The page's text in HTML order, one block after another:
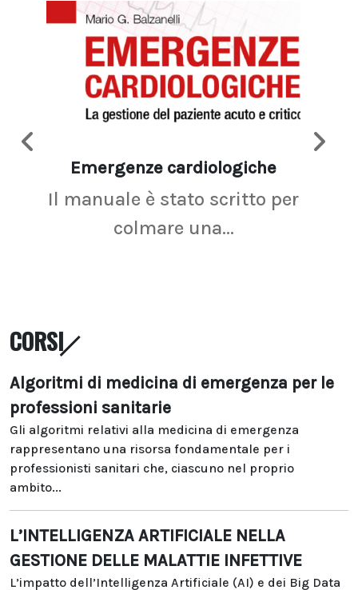
Emergenze cardiologiche
Il manuale è stato scritto per
colmare una...
CORSI
Algoritmi di medicina di emergenza per le
professioni sanitarie
Gli algoritmi relativi alla medicina di emergenza
rappresentano una risorsa fondamentale per i
professionisti sanitari che, ciascuno nel proprio
ambito...
L’INTELLIGENZA ARTIFICIALE NELLA
GESTIONE DELLE MALATTIE INFETTIVE
L’impatto dell’Intelligenza Artificiale (AI) e dei Big Data